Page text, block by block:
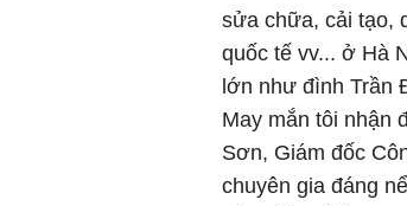
sửa chữa, cải tạo,
quốc tế vv... ở Hà
lớn như đình Trần
May mắn tôi nhận
Sơn, Giám đốc
chuyên gia đáng